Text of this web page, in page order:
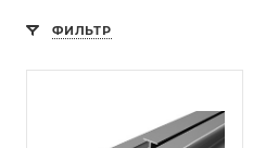
ФИЛЬТР